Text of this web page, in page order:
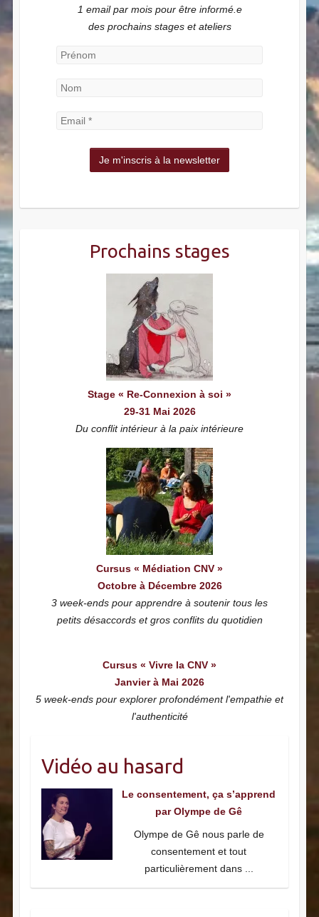
1 email par mois pour être informé.e
des prochains stages et ateliers
Prochains stages
Stage « Re-Connexion à soi »
29-31 Mai 2026
Du conflit intérieur à la paix intérieure
Cursus « Médiation CNV »
Octobre à Décembre 2026
3 week-ends pour apprendre à soutenir tous les
petits désaccords et gros conflits du quotidien
Cursus « Vivre la CNV »
Janvier à Mai 2026
5 week-ends pour explorer profondément l'empathie et
l'authenticité
Vidéo au hasard
Le consentement, ça s’apprend
par Olympe de Gê
Olympe de Gê nous parle de
consentement et tout
particulièrement dans